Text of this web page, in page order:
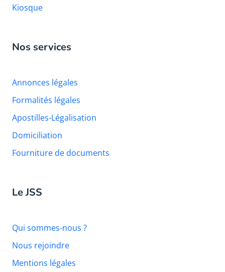
Kiosque
Nos services
Annonces légales
Formalités légales
Apostilles-Légalisation
Domiciliation
Fourniture de documents
Le JSS
Qui sommes-nous ?
Nous rejoindre
Mentions légales